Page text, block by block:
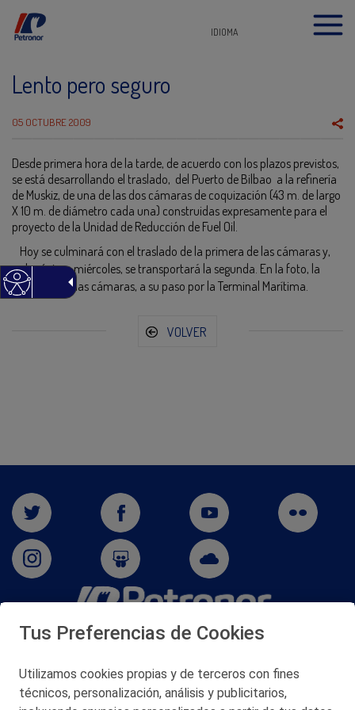
IDIOMA
Lento pero seguro
05 OCTUBRE 2009
Desde primera hora de la tarde, de acuerdo con los plazos previstos,
se está desarrollando el traslado, del Puerto de Bilbao a la refinería
de Muskiz, de una de las dos cámaras de coquización (43 m. de largo
X 10 m. de diámetro cada una) construidas expresamente para el
proyecto de la Unidad de Reducción de Fuel Oil.
Hoy se culminará con el traslado de la primera de las cámaras y,
el próximo miércoles, se transportará la segunda. En la foto, la
primera de las cámaras, a su paso por la Terminal Marítima.
VOLVER
San Martín 5-Edificio Muñatones,
© 2026 Petronor S.A.
Tus Preferencias de Cookies
Utilizamos cookies propias y de terceros con fines
técnicos, personalización, análisis y publicitarios,